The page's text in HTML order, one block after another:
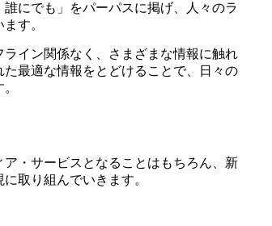
にでも」をパーパスに掲げ、人々のラ
す。
イン関係なく、さまざまな情報に触れ
最適な情報をとどけることで、日々の
・サービスとなることはもちろん、新
取り組んでいきます。